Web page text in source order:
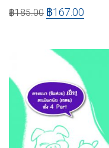
฿185.00 ฿167.00